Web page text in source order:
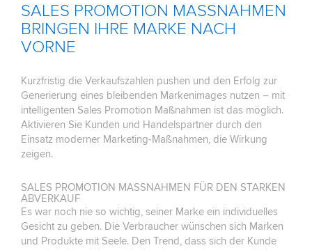
SALES PROMOTION MASSNAHMEN B
RINGEN IHRE MARKE NACH V
ORNE
Kurzfristig die Verkaufszahlen pushen und den Erfolg zur
Generierung eines bleibenden Markenimages nutzen – mit
intelligenten Sales Promotion Maßnahmen ist das möglich.
Aktivieren Sie Kunden und Handelspartner durch den
Einsatz moderner Marketing-Maßnahmen, die Wirkung
zeigen.
SALES PROMOTION MASSNAHMEN FÜR DEN STARKEN A
BVERKAUF
Es war noch nie so wichtig, seiner Marke ein individuelles
Gesicht zu geben. Die Verbraucher wünschen sich Marken
und Produkte mit Seele. Den Trend, dass sich der Kunde